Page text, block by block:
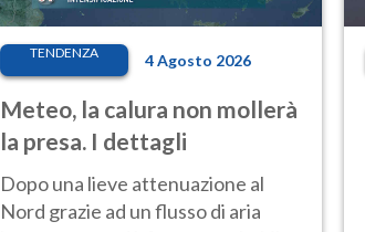
TENDENZA 4 Agosto 2026
Meteo, la calura non mollerà
la presa. I dettagli
Dopo una lieve attenuazione al
Nord grazie ad un flusso di aria